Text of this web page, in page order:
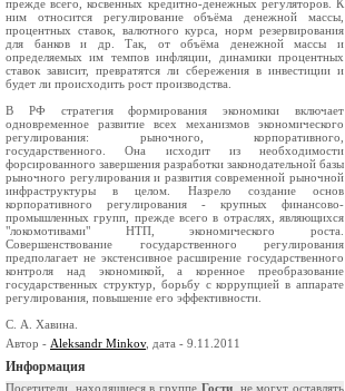
прежде всего, косвенных кредитно-денежных регуляторов. К
ним относится регулирование объёма денежной массы,
процентных ставок, валютного курса, норм резервирования
для банков и др. Так, от объёма денежной массы и
определяемых им темпов инфляции, динамики процентных
ставок зависит, превратятся ли сбережения в инвестиции и
будет ли происходить рост производства.
В РФ стратегия формирования экономики включает
одновременное развитие всех механизмов экономического
регулирования: рыночного, корпоративного,
государственного. Она исходит из необходимости
форсированного завершения разработки законодательной базы
рыночного регулирования и развития современной рыночной
инфраструктуры в целом. Назрело создание основ
корпоративного регулирования - крупных финансово-
промышленных групп, прежде всего в отраслях, являющихся
"локомотивами" НТП, экономического роста.
Совершенствование государственного регулирования
предполагает не экстенсивное расширение государственного
контроля над экономикой, а коренное преобразование
государственных структур, борьбу с коррупцией в аппарате
регулирования, повышение его эффективности.
С. А. Хавина.
Автор - Aleksandr Minkov, дата - 9.11.2011
Информация
Посетители, находящиеся в группе Гости, не могут оставлять